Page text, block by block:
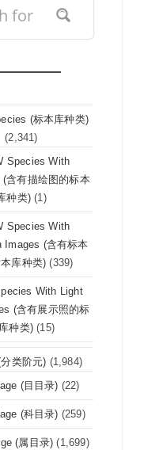
(标本库种类)
(2,341)
Species With
含有描绘图的标本
种类) (1)
Species With
Images (含有标本
库种类) (339)
With Light
(含有展示照的标
种类) (15)
类阶元) (1,984)
(目目录) (22)
(科目录) (259)
(属目录) (1,699)